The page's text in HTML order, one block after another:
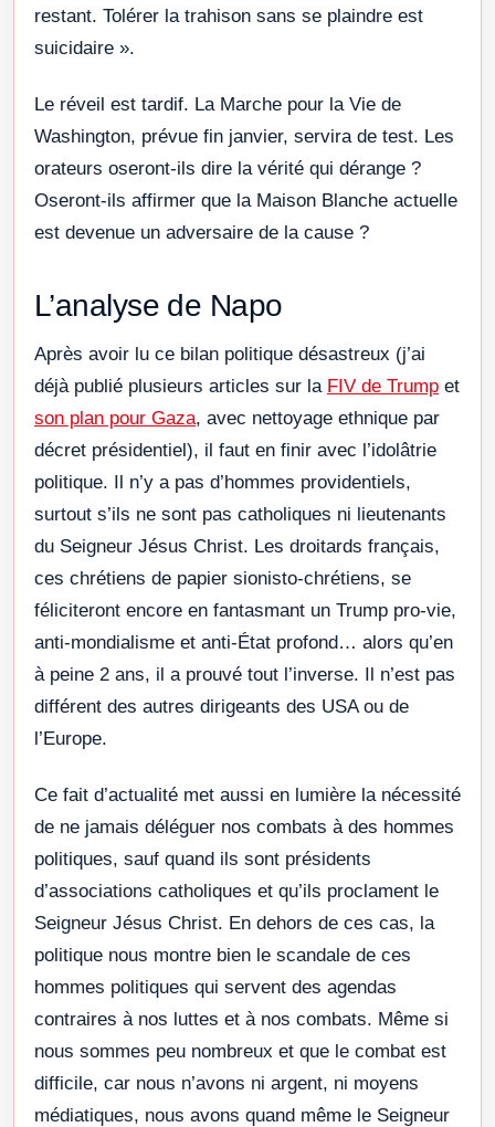
restant. Tolérer la trahison sans se plaindre est
suicidaire ».
Le réveil est tardif. La Marche pour la Vie de
Washington, prévue fin janvier, servira de test. Les
orateurs oseront-ils dire la vérité qui dérange ?
Oseront-ils affirmer que la Maison Blanche actuelle
est devenue un adversaire de la cause ?
L’analyse de Napo
Après avoir lu ce bilan politique désastreux (j’ai
déjà publié plusieurs articles sur la FIV de Trump et
son plan pour Gaza, avec nettoyage ethnique par
décret présidentiel), il faut en finir avec l’idolâtrie
politique. Il n’y a pas d’hommes providentiels,
surtout s’ils ne sont pas catholiques ni lieutenants
du Seigneur Jésus Christ. Les droitards français,
ces chrétiens de papier sionisto-chrétiens, se
féliciteront encore en fantasmant un Trump pro-vie,
anti-mondialisme et anti-État profond… alors qu’en
à peine 2 ans, il a prouvé tout l’inverse. Il n’est pas
différent des autres dirigeants des USA ou de
l’Europe.
Ce fait d’actualité met aussi en lumière la nécessité
de ne jamais déléguer nos combats à des hommes
politiques, sauf quand ils sont présidents
d’associations catholiques et qu’ils proclament le
Seigneur Jésus Christ. En dehors de ces cas, la
politique nous montre bien le scandale de ces
hommes politiques qui servent des agendas
contraires à nos luttes et à nos combats. Même si
nous sommes peu nombreux et que le combat est
difficile, car nous n’avons ni argent, ni moyens
médiatiques, nous avons quand même le Seigneur